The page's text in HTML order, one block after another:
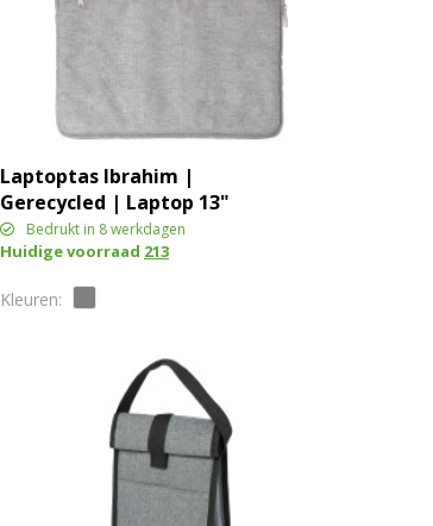
Laptoptas Ibrahim |
Gerecycled | Laptop 13"
Bedrukt in 8 werkdagen
Huidige voorraad 213